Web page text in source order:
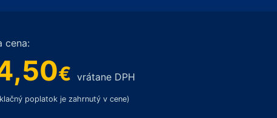
cena:
€ vrátane DPH
poplatok je zahrnutý v cene)